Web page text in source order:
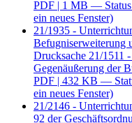
PDF | 1 MB —
ein neues Fenster)
21/1935 -
Befugniserweiterung
Drucksache 21/1511
Gegenäußerung der
PDF | 432 KB —
ein neues Fenster)
21/2146 -
92 der